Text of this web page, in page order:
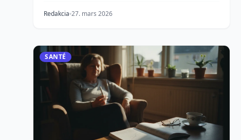
Redakcia 27. mars 2026
SANTÉ